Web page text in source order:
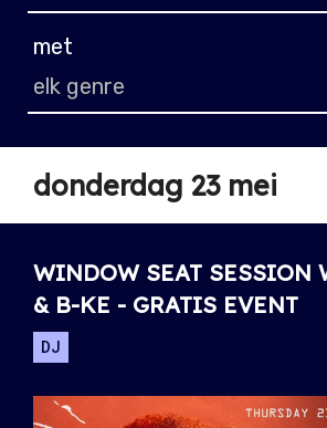
met
donderdag 23 mei
WINDOW SEAT SESSION
& B-KE - GRATIS EVENT
DJ